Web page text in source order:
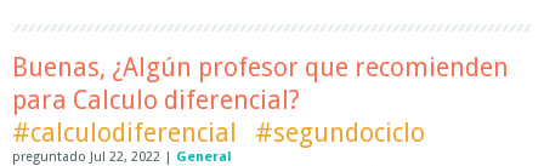
Buenas, ¿Algún profesor que recomienden
para Calculo diferencial?
#calculodiferencial
#segundociclo
preguntado Jul 22, 2022 | General